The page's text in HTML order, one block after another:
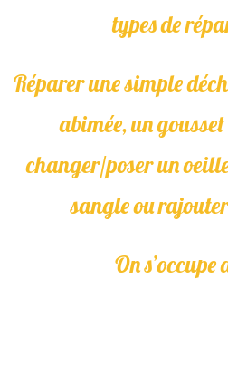
types de
Réparer une simple
abimée, un
changer/poser un
sangle ou
On s’occupe